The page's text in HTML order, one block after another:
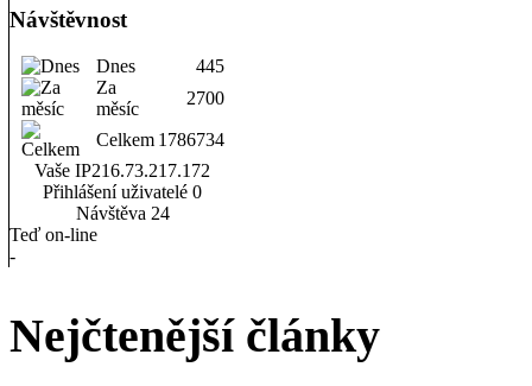
Návštěvnost
Dnes
445
Za
měsíc
2700
Celkem 1786734
Vaše IP216.73.217.172
Přihlášení uživatelé 0
Návštěva 24
Teď on-line
-
Nejčtenější články